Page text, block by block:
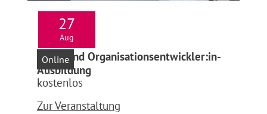
27
Aug
Infoabend Organisationsentwickler:in-
Ausbildung
Online
kostenlos
Zur Veranstaltung